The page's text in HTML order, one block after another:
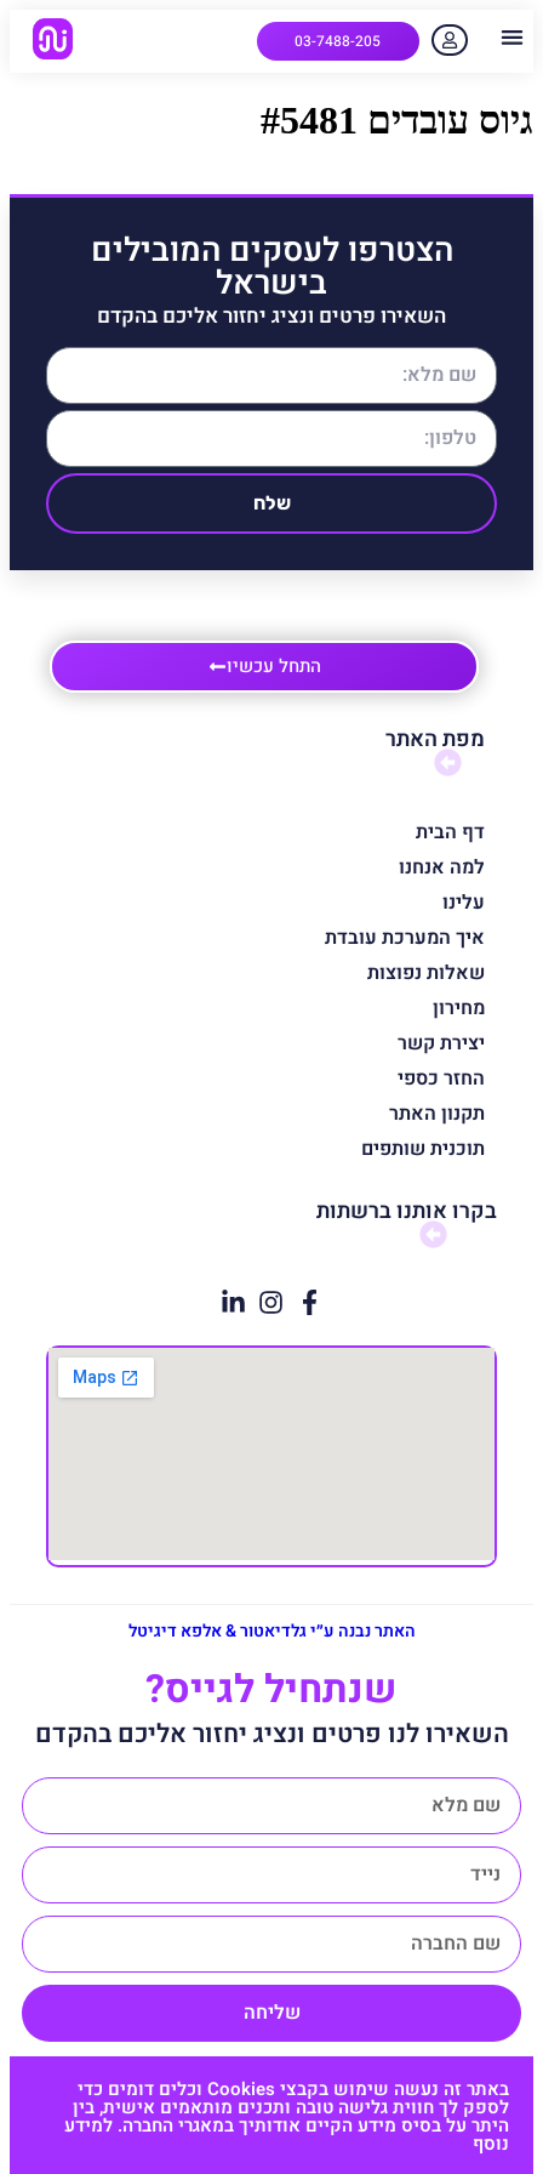
03-7488-205
גיוס עובדים #5481
הצטרפו לעסקים המובילים
בישראל
השאירו פרטים ונציג יחזור אליכם בהקדם
שלח
התחל עכשיו
מפת האתר
דף הבית
למה אנחנו
עלינו
איך המערכת עובדת
שאלות נפוצות
מחירון
יצירת קשר
החזר כספי
תקנון האתר
תוכנית שותפים
בקרו אותנו ברשתות
האתר נבנה ע״י גלדיאטור & אלפא דיגיטל
שנתחיל לגייס?
השאירו לנו פרטים ונציג יחזור אליכם בהקדם
שליחה
באתר זה נעשה שימוש בקבצי Cookies וכלים דומים כדי
לספק לך חווית גלישה טובה ותכנים מותאמים אישית, בין
היתר על בסיס מידע הקיים אודותיך במאגרי החברה. למידע
נוסף